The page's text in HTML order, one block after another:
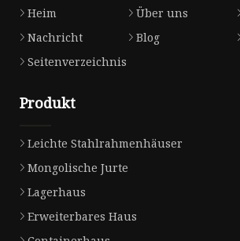
Heim Über uns
Nachricht
Blog
Seitenverzeichnis
Produkt
Leichte Stahlrahmenhäuser
Mongolische Jurte
Lagerhaus
Erweiterbares Haus